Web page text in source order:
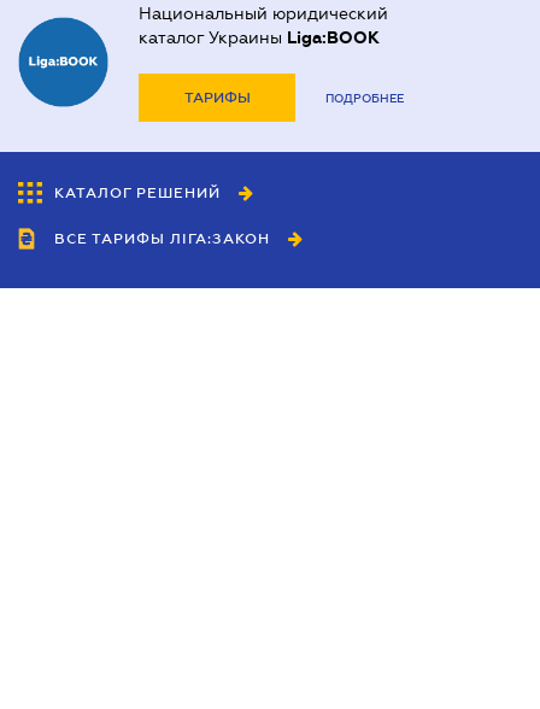
Национальный юридический
каталог Украины Liga:BOOK
ТАРИФЫ ПОДРОБНЕЕ
КАТАЛОГ РЕШЕНИЙ
ВСЕ ТАРИФЫ ЛІГА:ЗАКОН